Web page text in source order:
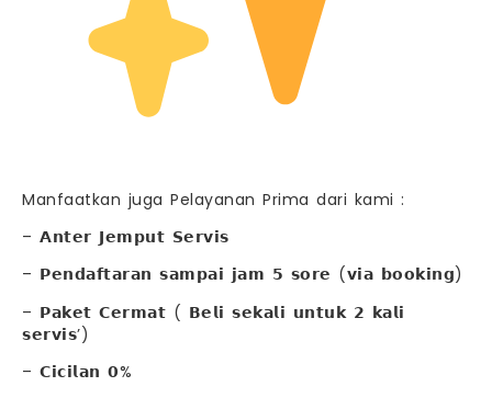
Manfaatkan juga Pelayanan Prima dari kami :
– 𝗔𝗻𝘁𝗲𝗿 𝗝𝗲𝗺𝗽𝘂𝘁 𝗦𝗲𝗿𝘃𝗶𝘀
– 𝗣𝗲𝗻𝗱𝗮𝗳𝘁𝗮𝗿𝗮𝗻 𝘀𝗮𝗺𝗽𝗮𝗶 𝗷𝗮𝗺 𝟱 𝘀𝗼𝗿𝗲 (𝘃𝗶𝗮 𝗯𝗼𝗼𝗸𝗶𝗻𝗴)
– 𝗣𝗮𝗸𝗲𝘁 𝗖𝗲𝗿𝗺𝗮𝘁 ( 𝗕𝗲𝗹𝗶 𝘀𝗲𝗸𝗮𝗹𝗶 𝘂𝗻𝘁𝘂𝗸 𝟮 𝗸𝗮𝗹𝗶
𝘀𝗲𝗿𝘃𝗶𝘀’)
– 𝗖𝗶𝗰𝗶𝗹𝗮𝗻 𝟬%